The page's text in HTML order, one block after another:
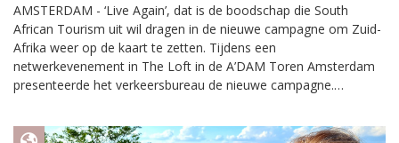
AMSTERDAM - ‘Live Again’, dat is de boodschap die South
African Tourism uit wil dragen in de nieuwe campagne om Zuid-
Afrika weer op de kaart te zetten. Tijdens een
netwerkevenement in The Loft in de A’DAM Toren Amsterdam
presenteerde het verkeersbureau de nieuwe campagne.